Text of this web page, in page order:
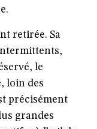
retirée. Sa
le
loin des
précisément
grandes